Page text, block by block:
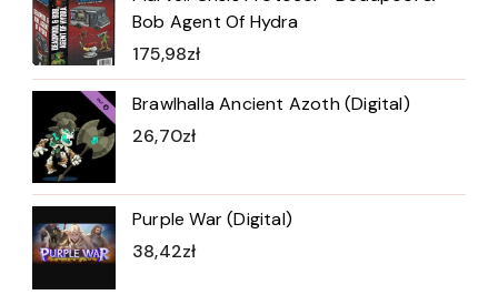
Bob Agent Of Hydra
175,98zł
Brawlhalla Ancient Azoth (Digital)
26,70zł
Purple War (Digital)
38,42zł